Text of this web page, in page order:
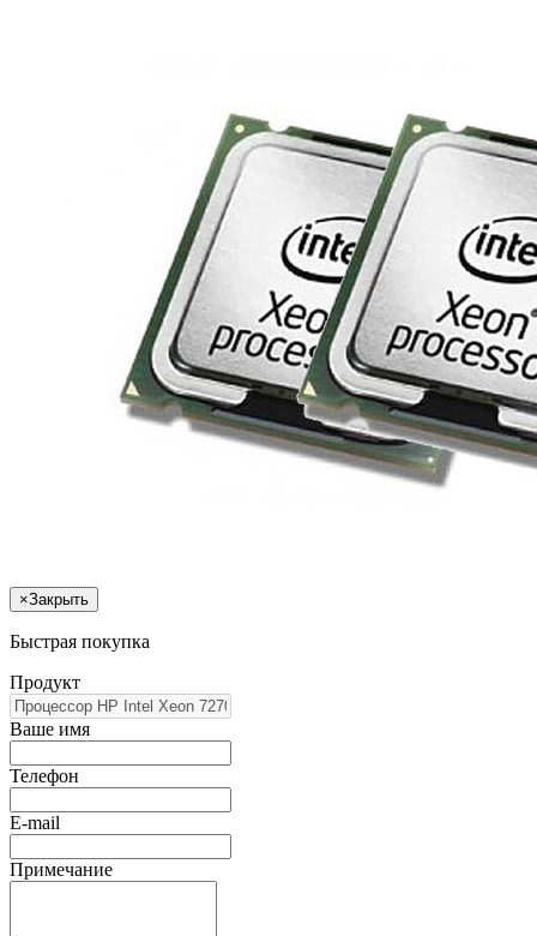
×Закрыть
Быстрая покупка
Продукт
Ваше имя
Телефон
E-mail
Примечание